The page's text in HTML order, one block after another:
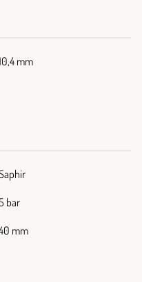
mm
bar
mm